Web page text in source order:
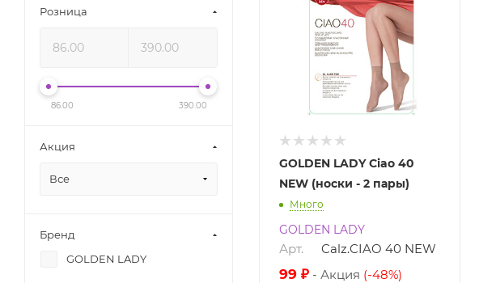
GOLDEN LADY Ciao 40
NEW (носки - 2 пары)
Много
GOLDEN LADY
Арт. Calz.CIAO 40 NEW
99 ₽ Акция (-48%)
Розница
86.00 390.00
Акция
Все
Бренд
GOLDEN LADY